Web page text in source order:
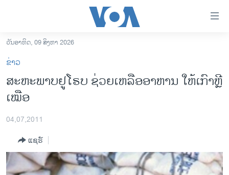
ເຂົ້າ
ຫາ
ຂ້າມ
ຂ້າມ
ຫາ
ອາເມຣິກາ
ຂ່າວ​ຈີນ
ໂລກ
ເອເຊຍ
ວັນອາທິດ, 09 ສິງຫາ 2026
ຂ່າວ
ສະຫະພາບຢູໂຣບ ຊ່ວຍ​ເຫລືອ​ອາຫານ ໃຫ້​​ເກົາຫຼີ
ເໝືອ
04,07,2011
ແຊຣ໌